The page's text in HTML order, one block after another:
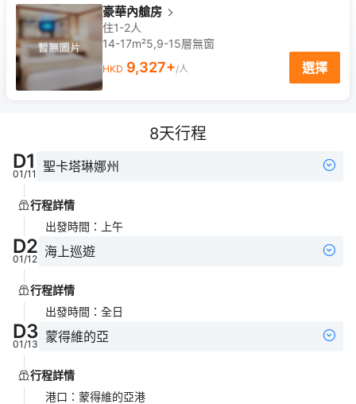
豪華內艙房
住1-2人
14-17m²5,9-15層無窗
HKD 9,327+/人 選擇
8天行程
D1
01/11 聖卡塔琳娜州
行程詳情
出發時間 ： 上午
D2
01/12 海上巡遊
行程詳情
出發時間 ： 全日
D3
01/13 蒙得維的亞
行程詳情
港口 ： 蒙得維的亞港